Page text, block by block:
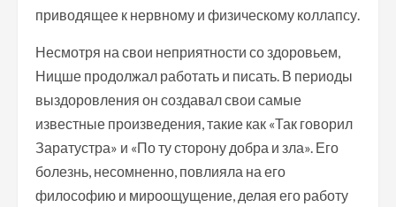
приводящее к нервному и физическому коллапсу.
Несмотря на свои неприятности со здоровьем,
Ницше продолжал работать и писать. В периоды
выздоровления он создавал свои самые
известные произведения, такие как «Так говорил
Заратустра» и «По ту сторону добра и зла». Его
болезнь, несомненно, повлияла на его
философию и мироощущение, делая его работу